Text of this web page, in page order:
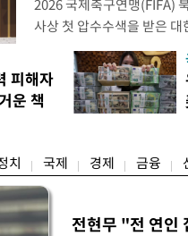
2026 국제축구연맹(FIFA)
사상 첫 압수수색을 받은
거지면서 그야말로 쑥대
심판 성 접대 파문까지 파
돌이킬 수 없는 지경까지
홍명보 전 감독을 국가대
피해자
운 책
치 국제 경제 금융
전현무 "전 연인